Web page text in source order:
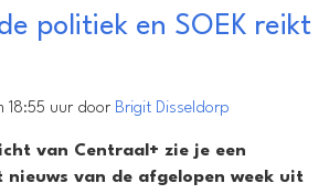
politiek en SOEK reikt
18:55 uur door Brigit Disseldorp
van Centraal+ zie je een
nieuws van de afgelopen week uit